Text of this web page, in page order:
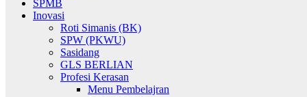
SPMB
Inovasi
Roti Simanis (BK)
SPW (PKWU)
Sasidang
GLS BERLIAN
Profesi Kerasan
Menu Pembelajran